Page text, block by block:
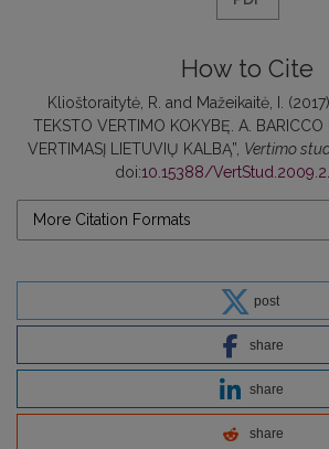
How to Cite
Klioštoraitytė, R. and Mažeikaitė, I.
TEKSTO VERTIMO KOKYBĘ. A. BARICCO
VERTIMASĮ LIETUVIŲ KALBĄ”, Vertimo
doi:10.15388/
More Citation Formats
post
share
share
share